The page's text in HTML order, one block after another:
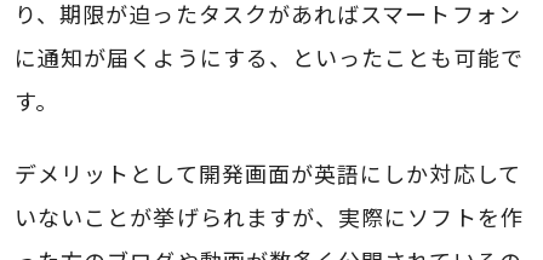
り、期限が迫ったタスクがあればスマートフォン
に通知が届くようにする、といったことも可能で
す。
デメリットとして開発画面が英語にしか対応して
いないことが挙げられますが、実際にソフトを作